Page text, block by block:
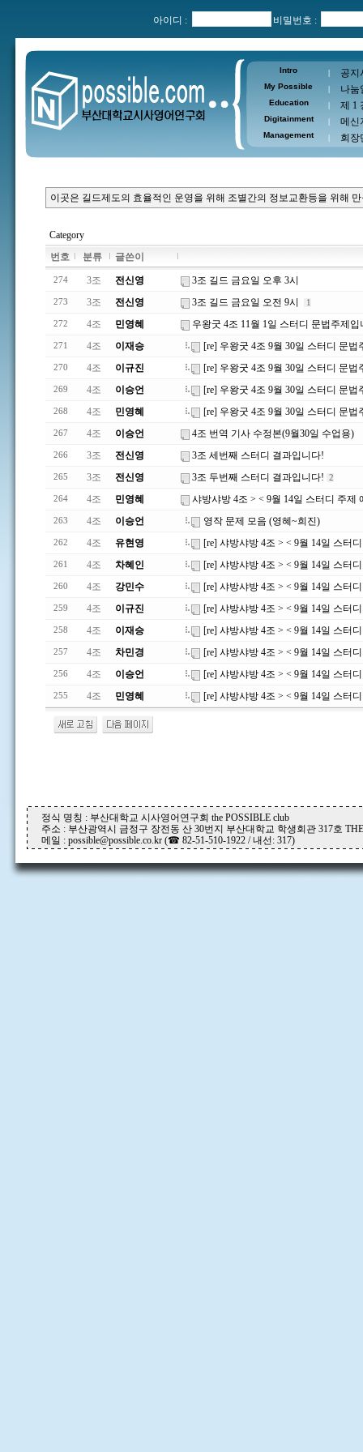
아이디 : 비밀번호 :
Intro | 공지
My Possible | 나눔
Education | 제 1
Digitainment | 메신
Management | 회장
이곳은 길드제도의 효율적인 운영을 위해 조별간의 정보교환등을 위해
Category
번호
분류 글쓴이
274 3조 전신영 3조 길드 금요일 오후 3시
273 3조 전신영 3조 길드 금요일 오전 9시 1
272 4조 민영혜 우왕굿 4조 11월 1일 스터디 문법주제
271 4조 이재승 [re] 우왕굿 4조 9월 30일 스터디 문법
270 4조 이규진 [re] 우왕굿 4조 9월 30일 스터디 문법
269 4조 이승언 [re] 우왕굿 4조 9월 30일 스터디 문법
268 4조 민영혜 [re] 우왕굿 4조 9월 30일 스터디 문법
267 4조 이승언 4조 번역 기사 수정본(9월30일 수업용)
266 3조 전신영 3조 세번째 스터디 결과입니다!
265 3조 전신영 3조 두번째 스터디 결과입니다! 2
264 4조 민영혜 샤방샤방 4조 > < 9월 14일 스터디 주제
263 4조 이승언 영작 문제 모음 (영혜~희진)
262 4조 유현영 [re] 샤방샤방 4조 > < 9월 14일 스터
261 4조 차혜인 [re] 샤방샤방 4조 > < 9월 14일 스터
260 4조 강민수 [re] 샤방샤방 4조 > < 9월 14일 스터
259 4조 이규진 [re] 샤방샤방 4조 > < 9월 14일 스터
258 4조 이재승 [re] 샤방샤방 4조 > < 9월 14일 스터
257 4조 차민경 [re] 샤방샤방 4조 > < 9월 14일 스터
256 4조 이승언 [re] 샤방샤방 4조 > < 9월 14일 스터
255 4조 민영혜 [re] 샤방샤방 4조 > < 9월 14일 스터
정식 명칭 : 부산대학교 시사영어연구회 the POSSIBLE club
주소 : 부산광역시 금정구 장전동 산 30번지 부산대학교 학생회관 317호
메일 : possible@possible.co.kr (☎ 82-51-510-1922 / 내선: 317)